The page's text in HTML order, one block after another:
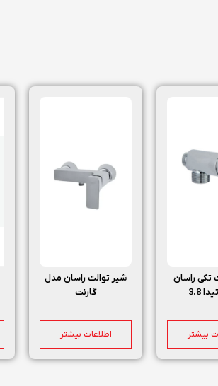
تکی راسان
3.8
بیشتر
شیر توالت راسان مدل
گارنت
اطلاعات بیشتر